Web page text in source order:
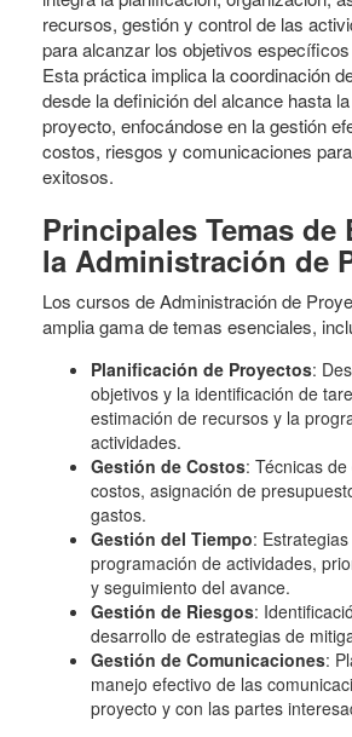
recursos, gestión y control de las
para alcanzar los objetivos
Esta práctica implica la coordinación
desde la definición del alcance hasta
proyecto, enfocándose en la gestión
costos, riesgos y comunicaciones
exitosos.
Principales Temas de
la Administración de
Los cursos de Administración de
amplia gama de temas esenciales,
Planificación de Proyectos:
objetivos y la identificación de
estimación de recursos y la
actividades.
Gestión de Costos: Técnicas
costos, asignación de
gastos.
Gestión del Tiempo:
programación de actividades,
y seguimiento del avance.
Gestión de Riesgos:
desarrollo de estrategias de
Gestión de Comunicaciones:
manejo efectivo de las
proyecto y con las partes